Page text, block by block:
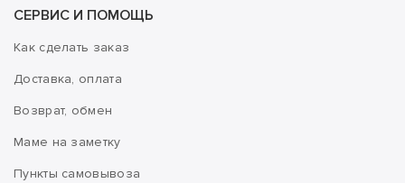
СЕРВИС И ПОМОЩЬ
Как сделать заказ
Доставка, оплата
Возврат, обмен
Маме на заметку
Пункты самовывоза